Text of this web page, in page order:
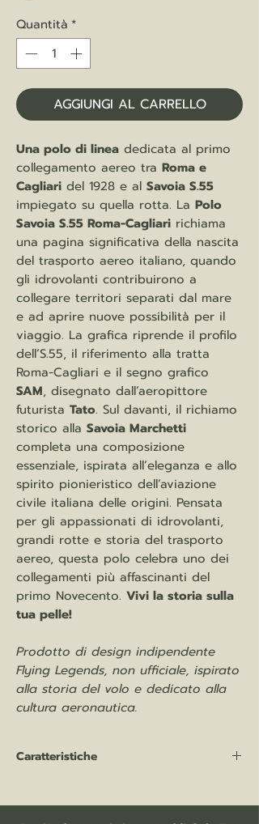
Quantità *
AGGIUNGI AL CARRELLO
Una polo di linea dedicata al primo
collegamento aereo tra Roma e
Cagliari del 1928 e al Savoia S.55
impiegato su quella rotta. La Polo
Savoia S.55 Roma-Cagliari richiama
una pagina significativa della nascita
del trasporto aereo italiano, quando
gli idrovolanti contribuirono a
collegare territori separati dal mare
e ad aprire nuove possibilità per il
viaggio. La grafica riprende il profilo
dell’S.55, il riferimento alla tratta
Roma-Cagliari e il segno grafico
SAM, disegnato dall’aeropittore
futurista Tato. Sul davanti, il richiamo
storico alla Savoia Marchetti
completa una composizione
essenziale, ispirata all’eleganza e allo
spirito pionieristico dell’aviazione
civile italiana delle origini. Pensata
per gli appassionati di idrovolanti,
grandi rotte e storia del trasporto
aereo, questa polo celebra uno dei
collegamenti più affascinanti del
primo Novecento. Vivi la storia sulla
tua pelle!
Prodotto di design indipendente
Flying Legends, non ufficiale, ispirato
alla storia del volo e dedicato alla
cultura aeronautica.
Caratteristiche
80% cotone (Optimium™) prelavato e
ring-spun | 20% poliestere